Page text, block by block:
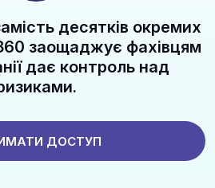
десятків окремих
заощаджує фахівцям
дає контроль над
ДОСТУП